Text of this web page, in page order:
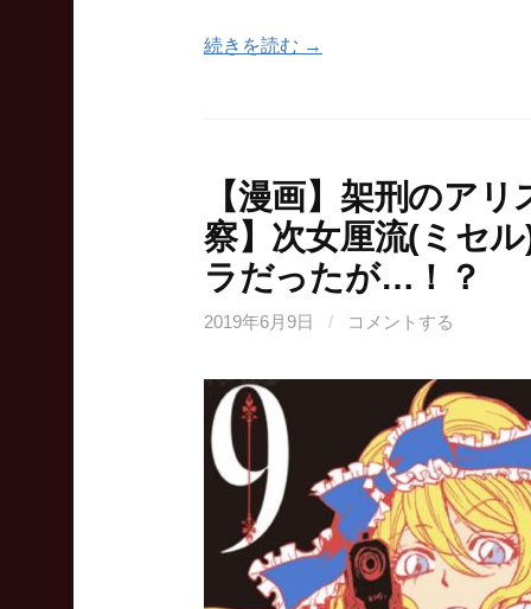
続きを読む →
【漫画】架刑のア
察】次女厘流(ミセ
ラだったが…！？
2019年6月9日 / コメントする